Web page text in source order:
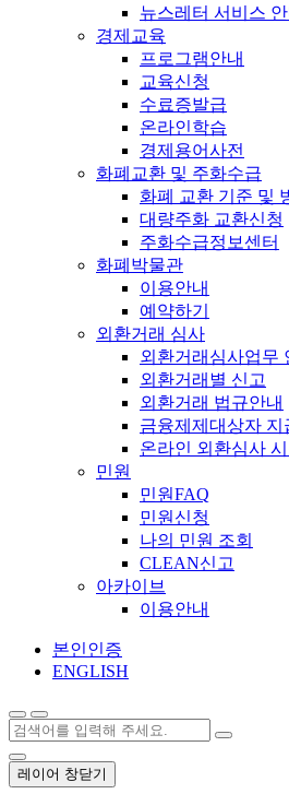
뉴스레터 서비스
경제교육
프로그램안내
교육신청
수료증발급
온라인학습
경제용어사전
화폐교환 및 주화수급
화폐 교환 기준 및
대량주화 교환신청
주화수급정보센터
화폐박물관
이용안내
예약하기
외환거래 심사
외환거래심사업무
외환거래별 신고
외환거래 법규안내
금융제제대상자 지
온라인 외환심사
민원
민원FAQ
민원신청
나의 민원 조회
CLEAN신고
아카이브
이용안내
본인인증
ENGLISH
레이어 창닫기